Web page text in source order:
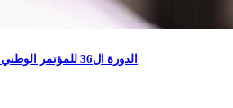
الدورة ال36 للمؤتمر الوطني لفنيي البيولوجيا والبيولوجيا الطبية